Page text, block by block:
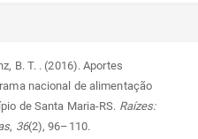
B. T. . (2016). Aportes
nacional de alimentação
de Santa Maria-RS. Raízes:
, 36(2), 96–110.